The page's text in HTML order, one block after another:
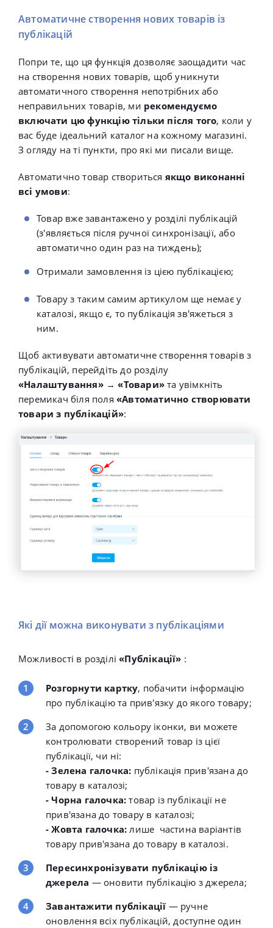
Автоматичне створення нових товарів із
публікацій
Попри те, що ця функція дозволяє заощадити час
на створення нових товарів, щоб уникнути
автоматичного створення непотрібних або
неправильних товарів, ми рекомендуємо
включати цю функцію тільки після того, коли у
вас буде ідеальний каталог на кожному магазині.
З огляду на ті пункти, про які ми писали вище.
Автоматично товар створиться якщо виконанні
всі умови:
Товар вже завантажено у розділі публікацій
(з'являється після ручної синхронізації, або
автоматично один раз на тиждень);
Отримали замовлення із цією публікацією;
Товару з таким самим артикулом ще немає у
каталозі, якщо є, то публікація зв'яжеться з
ним.
Щоб активувати автоматичне створення товарів з
публікацій, перейдіть до розділу
«Налаштування»→«Товари» та увімкніть
перемикач біля поля «Автоматично створювати
товари з публікацій»:
Які дії можна виконувати з публікаціями
Можливості в розділі «Публікації» :
Розгорнути картку, побачити інформацію
про публікацію та прив'язку до якого товару;
За допомогою кольору іконки, ви можете
контролювати створений товар із цієї
публікації, чи ні:
- Зелена галочка: публікація прив'язана до
товару в каталозі;
- Чорна галочка: товар із публікації не
прив'язана до товару в каталозі;
- Жовта галочка: лише частина варіантів
товару прив'язана до товару в каталозі.
Пересинхронізувати публікацію із
джерела — оновити публікацію з джерела;
Завантажити публікації — ручне
оновлення всіх публікацій, доступне один